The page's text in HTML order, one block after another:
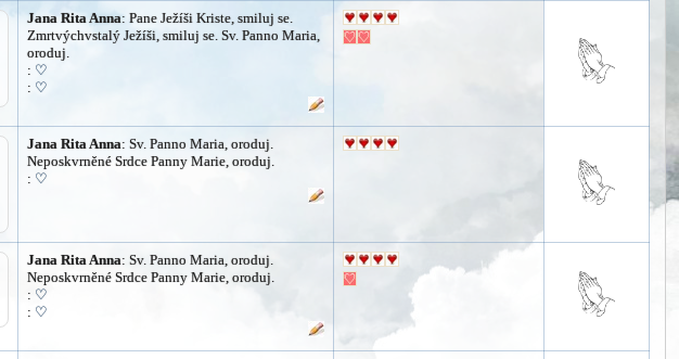
Jana Rita Anna: Pane Ježíši Kriste, smiluj se.
Zmrtvýchvstalý Ježíši, smiluj se. Sv. Panno Maria,
oroduj.
: ♡
: ♡
Jana Rita Anna: Sv. Panno Maria, oroduj.
Neposkvrněné Srdce Panny Marie, oroduj.
: ♡
Jana Rita Anna: Sv. Panno Maria, oroduj.
Neposkvrněné Srdce Panny Marie, oroduj.
: ♡
: ♡